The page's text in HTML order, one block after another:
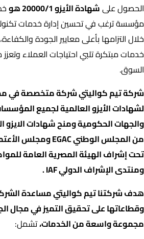
الحصول علىشهادة الأيزو 20000/1 هو
مؤسسة ترغب في تحسين إدارة خدمات
خلال التزامها بأعلى معايير الجودة
خدمات مبتكرة تلبي احتياجات العملاء
السوق.
شركة تيم كواليتي شركة متخصصة في
لشهادات الأيزو العالمية لجميع
والجهات الحكومية ومنح شهادات الايزو
ومنتدى الإشراف الدولي IAF .
هدف شركتنا تيم كواليتي مساعدة
وقطاعاتها على تحقيق التميز في مجال
مجموعة واسعة من الخدمات،تشمل: